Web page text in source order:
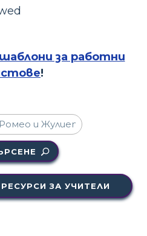
шаблони за работни
!
ЗА УЧИТЕЛИ